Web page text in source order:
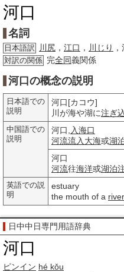
河口
名詞
日本語訳 川尻 ， 江口 ， 川じり
対訳の関係 完全同義関係
河口の概念の説明
日本語での
説明
河口[カコウ]
川が海や湖に注ぎ
中国語での
説明
河口, 入海口
河流流入 大海或湖
河口
河流往海洋或湖泊
英語での説
明
estuary
the mouth of a river
日中中日専門用語辞典
河口
ピンイン hé kǒu